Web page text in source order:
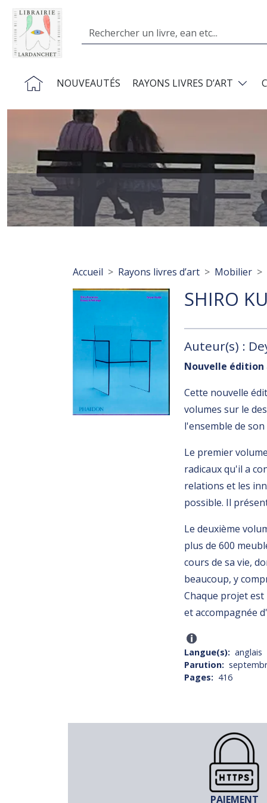
Aller au contenu principal
Search
Navigation principale
NOUVEAUTÉS RAYONS LIVRES D’ART
Fil d'Ariane
Accueil Rayons livres d’art Mobilier
SHIRO
Auteur(s) :
Nouvelle
Cette nouvelle
volumes sur le
l'ensemble de
Le premier
radicaux qu'il a
relations et les
possible. Il
Le deuxième
plus de 600
cours de sa vie,
beaucoup, y
Chaque projet
et accompagnée
Langue(s)
anglais
Parution
Pages
416
PAIEMENT